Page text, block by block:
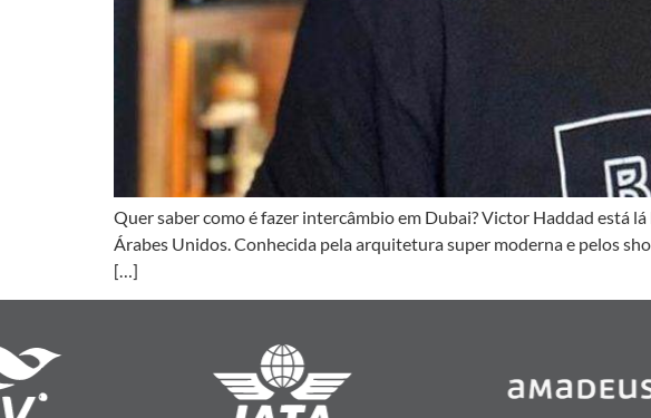
Quer saber como é fazer intercâmbio em Dubai? Victor Haddad está
Árabes Unidos. Conhecida pela arquitetura super moderna e pelos
[…]